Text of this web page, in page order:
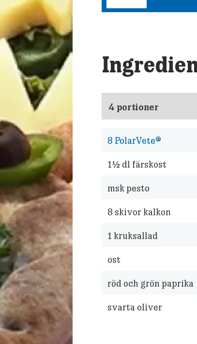
8 PolarVete®
1½ dl färskost
msk pesto
8 skivor kalkon
1 kruksallad
ost
röd och grön paprika
svarta oliver